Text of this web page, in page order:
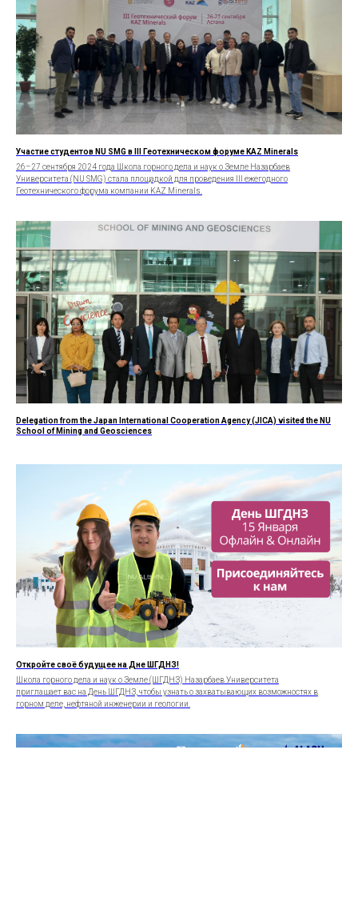
Участие студентов NU SMG в III Геотехническом форуме KAZ Minerals
26–27 сентября 2024 года Школа горного дела и наук о Земле Назарбаев
Университета (NU SMG) стала площадкой для проведения III ежегодного
Геотехнического форума компании KAZ Minerals.
Delegation from the Japan International Cooperation Agency (JICA) visited the NU
School of Mining and Geosciences
Откройте своё будущее на Дне ШГДНЗ!
Школа горного дела и наук о Земле (ШГДНЗ) Назарбаев Университета
приглашает вас на День ШГДНЗ, чтобы узнать о захватывающих возможностях в
горном деле, нефтяной инженерии и геологии.